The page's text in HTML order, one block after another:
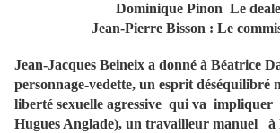
Dominique Pinon Le
Jean-Pierre Bisson : Le
Jean-Jacques Beineix a donné à Béatrice
personnage-vedette, un esprit déséquilibré
liberté sexuelle agressive qui va impliquer
Hugues Anglade), un travailleur manuel